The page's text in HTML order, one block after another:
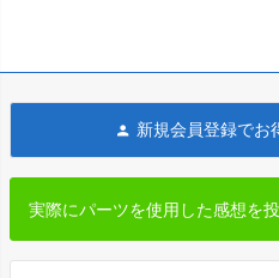
新規会員登録でお
実際にパーツを使用した感想を